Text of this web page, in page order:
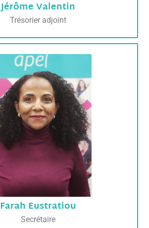
Jérôme Valentin
Trésorier adjoint
Farah Eustratiou
Secrétaire